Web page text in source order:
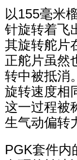
以155毫米
针旋转着飞
其旋转舵片
正舵片虽然
转中被抵消
旋转速度相
这一过程被
生气动偏转
PGK套件内